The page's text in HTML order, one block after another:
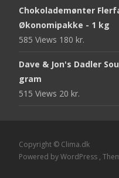
Chokolademønter
Økonomipakke - 1 kg
585 Views 180 kr.
Dave & Jon's Dadler
gram
515 Views 20 kr.
Copyright © Clima.dk
Powered by WordPress ,